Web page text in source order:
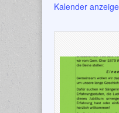
Kalender